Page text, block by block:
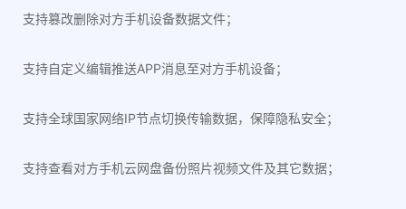
支持篡改删除对方手机设备数据文件；
支持自定义编辑推送APP消息至对方手机设备；
支持全球国家网络IP节点切换传输数据，保障隐私安全；
支持查看对方手机云网盘备份照片视频文件及其它数据；